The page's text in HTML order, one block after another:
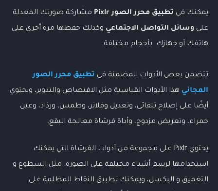
يمكنك في تطبيق محرر الصورPixlr مشاركة صورتك المعدلة
على وسائل التواصل الاجتماعي وكذلك حفظها مرة أخرى على
هاتفك أو جهازك بأحجام مختلفة.
تتضمن بعض الأدوات المضمنة في تطبيق محرر الصور
المجاني هذا الأدوات القياسية مثل الاقتصاص والتدوير، ويحتوي
أيضًا على إصلاح تلقائي، وتعديل وفلاتر، وطمس، ورذاذ، وعين
حمراء، وتعريض مزدوج، وأداة فرشاة معالجة البقع.
يحتوي Pixlr على مجموعة من أدوات الفرشاة التي يمكنك
استخدامها لرسم أشياء مختلفة على الصورة. مثل السطوع و
التغميق و البكسل، ويمكنك تطبيق النقاط المظلمة على